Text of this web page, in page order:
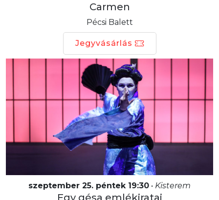
Carmen
Pécsi Balett
Jegyvásárlás
szeptember 25. péntek 19:30 • Kisterem
Egy gésa emlékiratai